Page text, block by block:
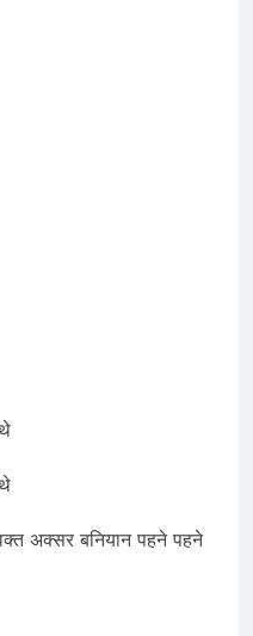
अक्सर बनियान पहने पहने